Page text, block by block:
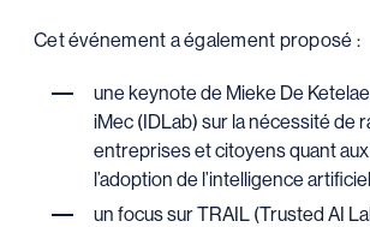
Cet événement a également proposé :
une keynote de Mieke De
iMec (IDLab) sur la nécessité de
entreprises et citoyens quant
l’adoption de l’intelligence
un focus sur TRAIL (Trusted AI